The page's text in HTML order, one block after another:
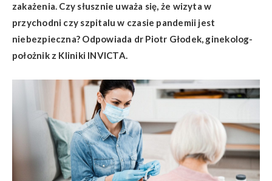
zakażenia. Czy słusznie uważa się, że wizyta w
przychodni czy szpitalu w czasie pandemii jest
niebezpieczna? Odpowiada dr Piotr Głodek, ginekolog-
położnik z Kliniki INVICTA.